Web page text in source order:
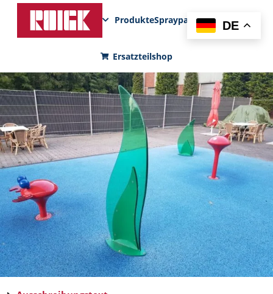
ProdukteSprayparksFunPadNews
Ersatzteilshop
DE